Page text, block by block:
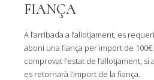
FIANÇA
A l’arribada a l’allotjament, es
aboni una fiança per import de
comprovat l’estat de l’allotjament,
es retornarà l’import de la fiança.